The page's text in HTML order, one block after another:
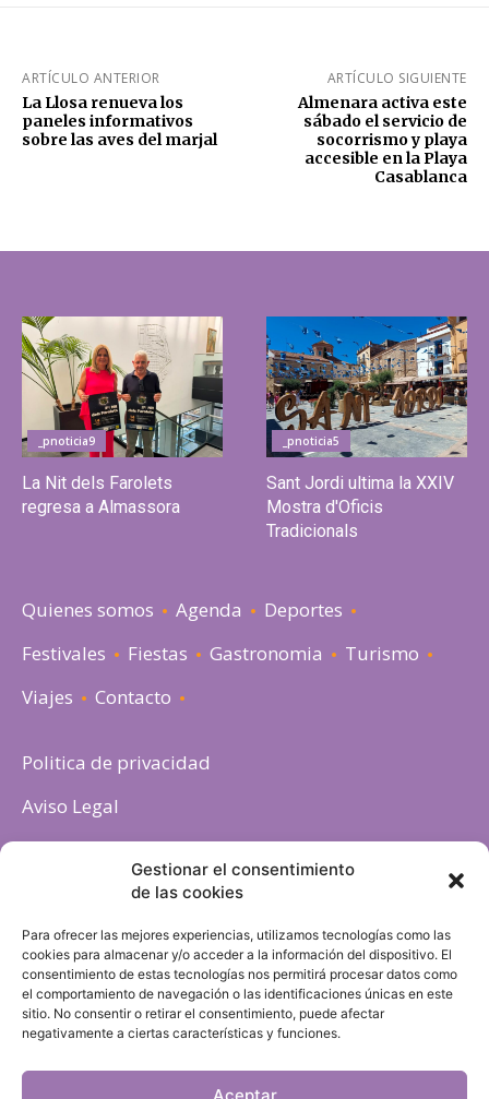
Gestionar el consentimiento
de las cookies
Para ofrecer las mejores experiencias, utilizamos tecnologías como las
cookies para almacenar y/o acceder a la información del dispositivo. El
consentimiento de estas tecnologías nos permitirá procesar datos como
el comportamiento de navegación o las identificaciones únicas en este
sitio. No consentir o retirar el consentimiento, puede afectar
negativamente a ciertas características y funciones.
Aceptar
ARTÍCULO ANTERIOR
La Llosa renueva los
paneles informativos
sobre las aves del marjal
ARTÍCULO SIGUIENTE
Almenara activa este
sábado el servicio de
socorrismo y playa
accesible en la Playa
Casablanca
_pnoticia9
La Nit dels Farolets
regresa a Almassora
_pnoticia5
Sant Jordi ultima la XXIV
Mostra d'Oficis
Tradicionals
Quienes somos Agenda
Deportes
Festivales
Fiestas Gastronomia
Turismo
Viajes
Contacto
Politica de privacidad
Aviso Legal
Política de cookies